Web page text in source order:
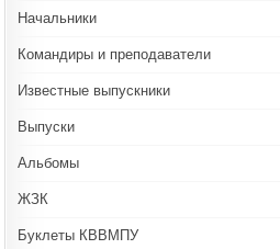
Начальники
Командиры и преподаватели
Известные выпускники
Выпуски
Альбомы
ЖЗК
Буклеты КВВМПУ